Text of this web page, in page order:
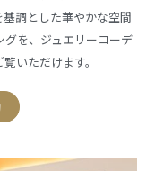
調とした華やかな空間
を、ジュエリーコーデ
いただけます。